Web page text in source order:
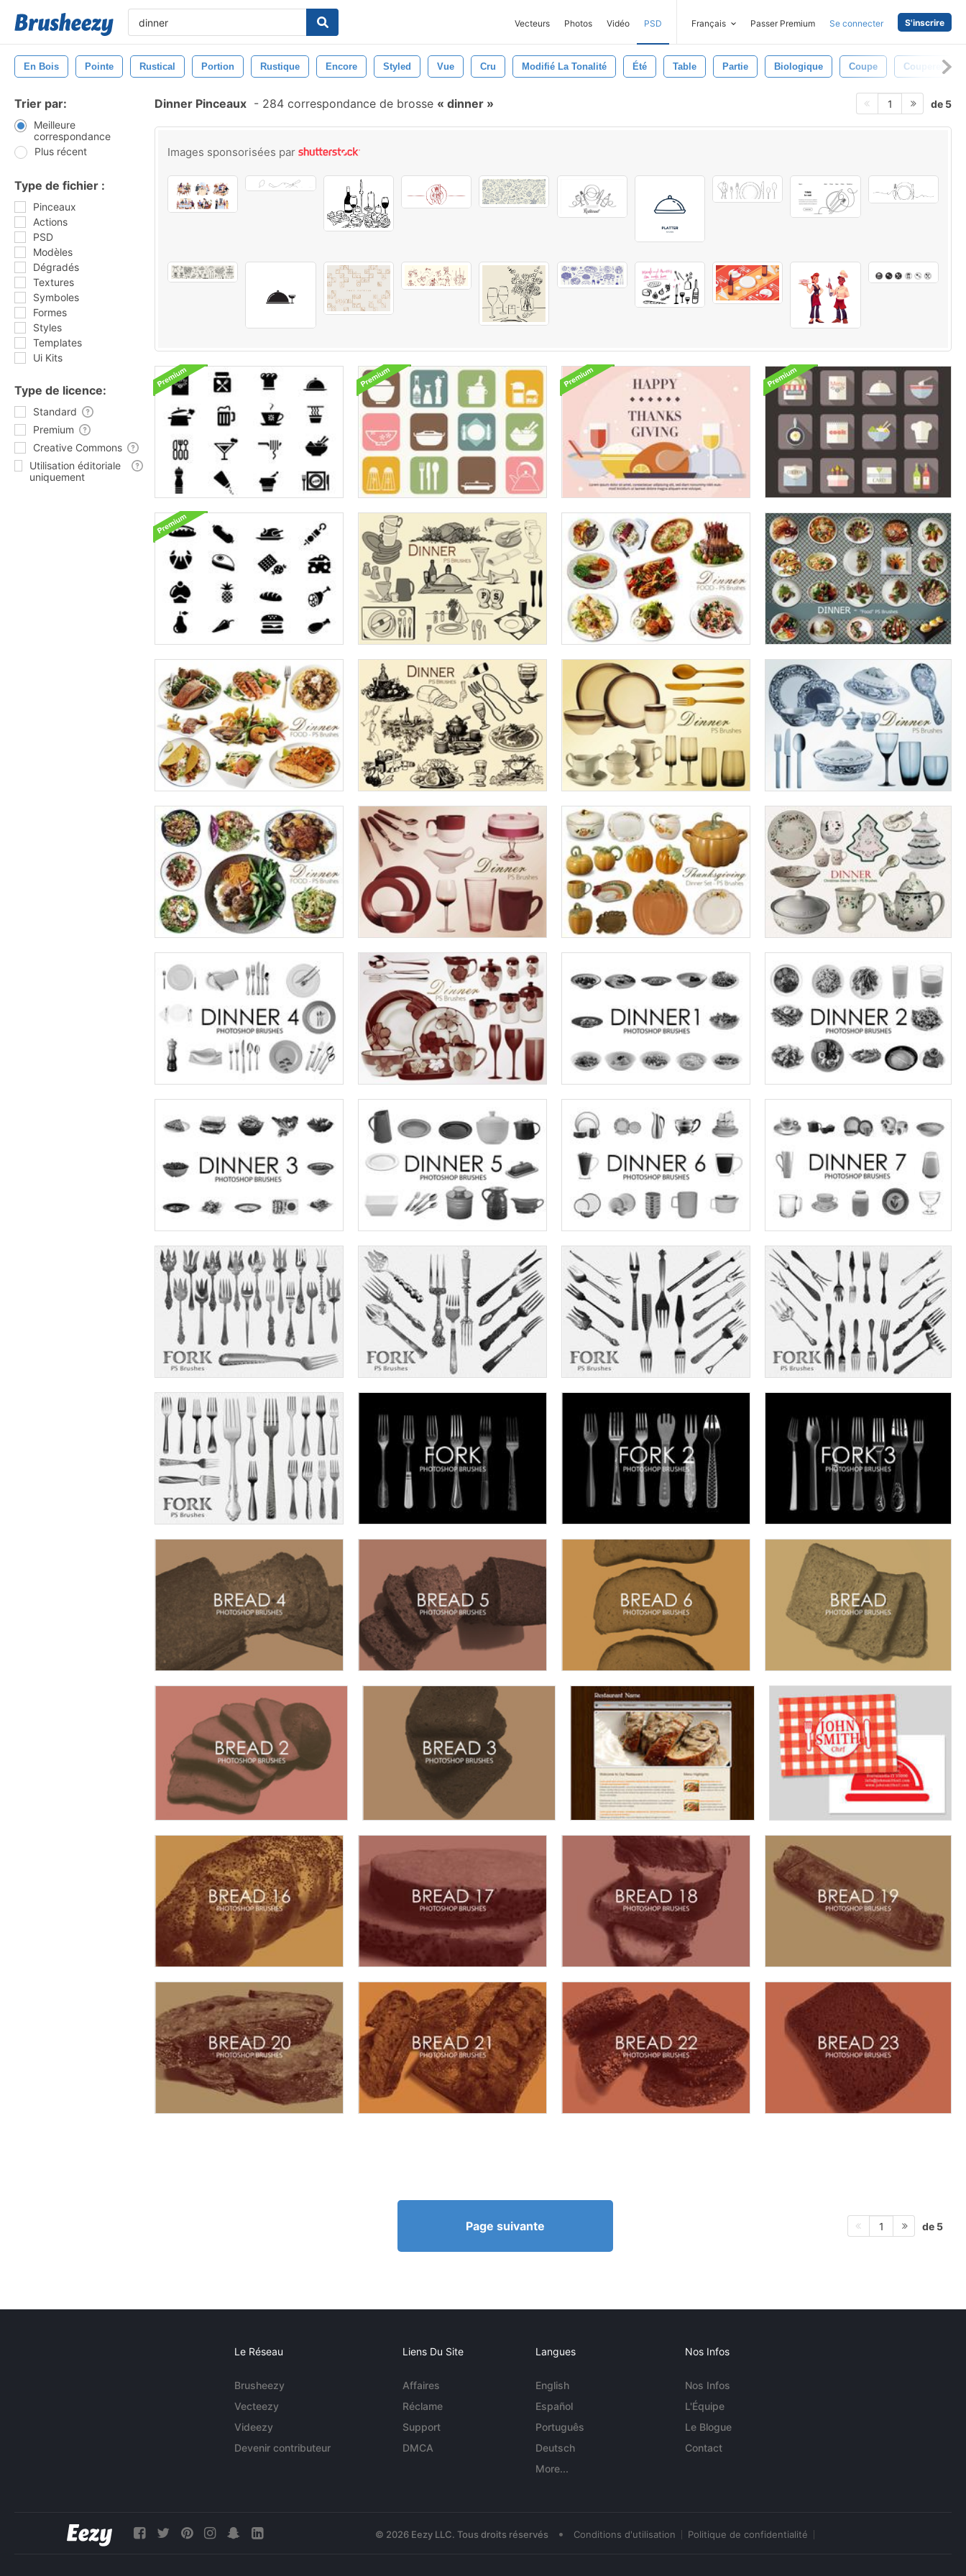
Vecteurs Photos Vidéo PSD Français Passer Premium Se connecter S'inscrire
En Bois Pointe Rustical Portion Rustique Encore Styled Vue Cru Modifié La Tonalité Été Table Partie Biologique Coupe Couperet
Trier par:
Meilleure
correspondance
Plus récent
Type de fichier :
Pinceaux
Actions
PSD
Modèles
Dégradés
Textures
Symboles
Formes
Styles
Templates
Ui Kits
Type de licence:
Standard
Premium
Creative Commons
Utilisation éditoriale
uniquement
Dinner Pinceaux - 284 correspondance de brosse dinner 1 de 5
Images sponsorisées par
Page suivante 1 de 5
Le Réseau
Brusheezy
Vecteezy
Videezy
Devenir contributeur
Liens Du Site
Affaires
Réclame
Support
DMCA
Langues
English
Español
Português
Deutsch
More...
Nos Infos
Nos Infos
L'Équipe
Le Blogue
Contact
© 2026 Eezy LLC. Tous droits réservés • Conditions d'utilisation Politique de confidentialité